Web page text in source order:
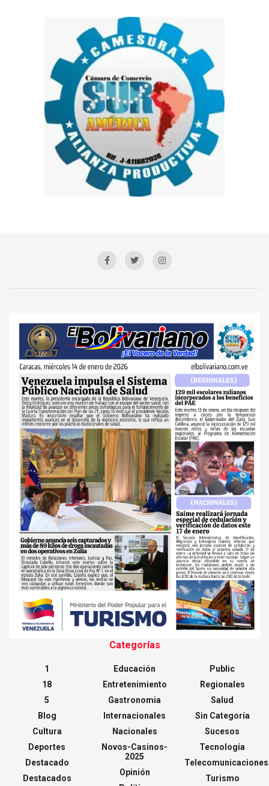
Categorías
1
18
5
Blog
Cultura
Deportes
Destacado
Destacados
Educación
Entretenimiento
Gastronomia
Internacionales
Nacionales
Novos-Casinos-
2025
Opinión
Public
Regionales
Salud
Sin Categoría
Sucesos
Tecnología
Telecomunicaciones
Turismo